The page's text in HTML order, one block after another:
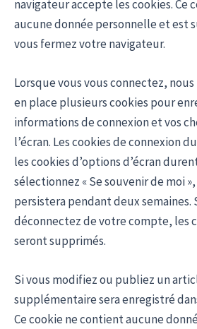
navigateur accepte les cookies. Ce
aucune donnée personnelle et est
vous fermez votre navigateur.
Lorsque vous vous connectez,
en place plusieurs cookies pour
informations de connexion et vos
l’écran. Les cookies de connexion
les cookies d’options d’écran
sélectionnez « Se souvenir de moi
persistera pendant deux semaines.
déconnectez de votre compte, les
seront supprimés.
Si vous modifiez ou publiez un
supplémentaire sera enregistré
Ce cookie ne contient aucune